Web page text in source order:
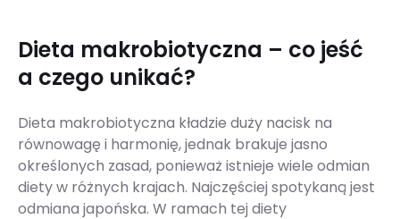
Dieta makrobiotyczna – co jeść
a czego unikać?
Dieta makrobiotyczna kładzie duży nacisk na
równowagę i harmonię, jednak brakuje jasno
określonych zasad, ponieważ istnieje wiele odmian
diety w różnych krajach. Najczęściej spotykaną jest
odmiana japońska. W ramach tej diety